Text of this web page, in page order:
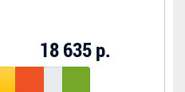
18 635 р.